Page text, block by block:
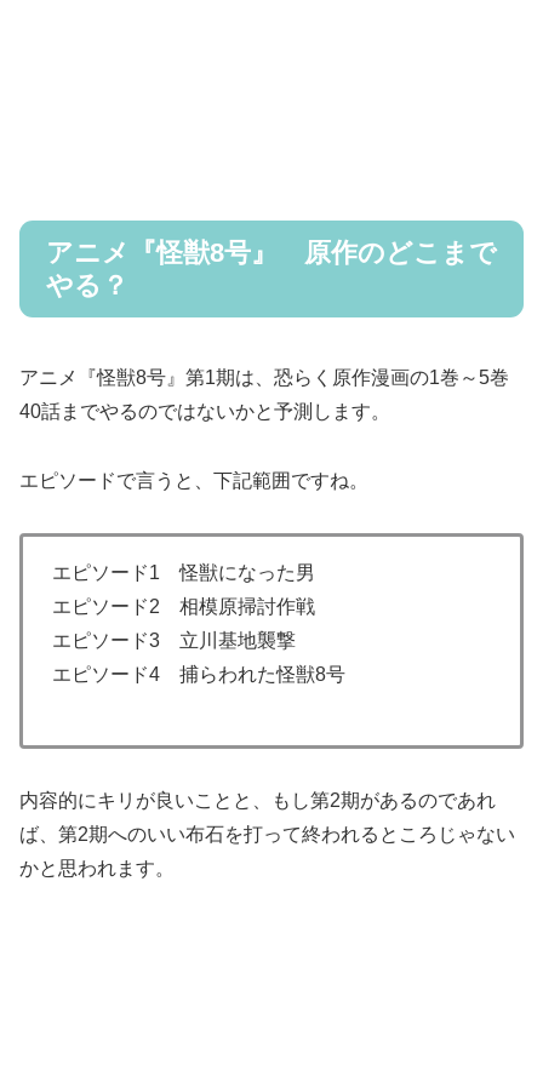
アニメ『怪獣8号』 原作のどこまで
やる？
アニメ『怪獣8号』第1期は、恐らく原作漫画の1巻～5巻
40話までやるのではないかと予測します。
エピソードで言うと、下記範囲ですね。
エピソード1 怪獣になった男
エピソード2 相模原掃討作戦
エピソード3 立川基地襲撃
エピソード4 捕らわれた怪獣8号
内容的にキリが良いことと、もし第2期があるのであれ
ば、第2期へのいい布石を打って終われるところじゃない
かと思われます。